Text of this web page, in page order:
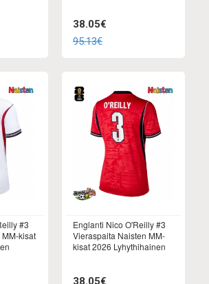
38.05€
95.13€
#3
kisat
Englanti Nico O'Reilly #3
Vieraspaita Naisten MM-
kisat 2026 Lyhythihainen
38.05€